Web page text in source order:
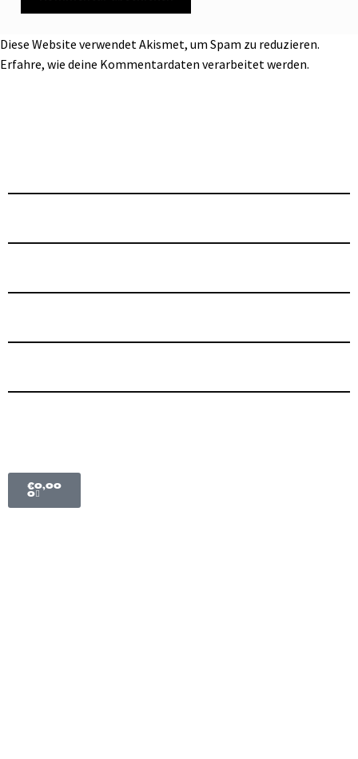
Diese Website verwendet Akismet, um Spam zu reduzieren.
Erfahre, wie deine Kommentardaten verarbeitet werden.
€0,00
0